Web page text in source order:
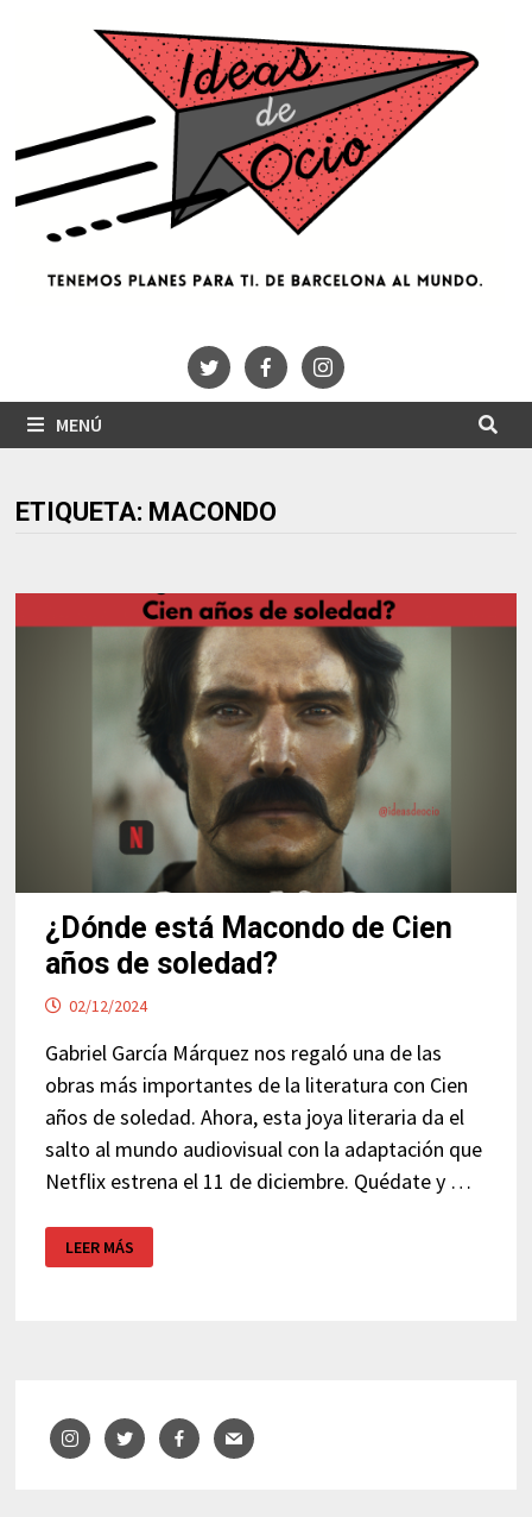
MENÚ
ETIQUETA: MACONDO
¿Dónde está Macondo de Cien
años de soledad?
02/12/2024
Gabriel García Márquez nos regaló una de las
obras más importantes de la literatura con Cien
años de soledad. Ahora, esta joya literaria da el
salto al mundo audiovisual con la adaptación que
Netflix estrena el 11 de diciembre. Quédate y …
¿DÓNDE
ESTÁ
MACONDO
LEER MÁS